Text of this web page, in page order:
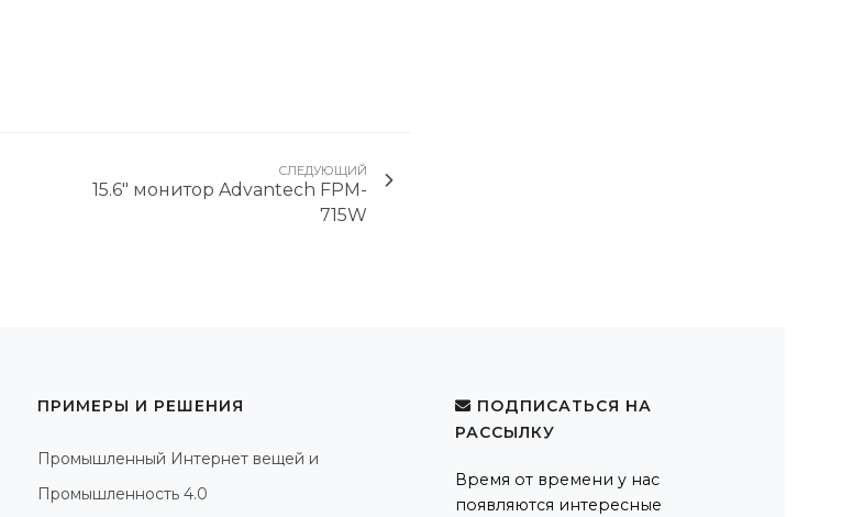
СЛЕДУЮЩИЙ
15.6" монитор Advantech FPM-
715W
ПРИМЕРЫ И РЕШЕНИЯ
Промышленный Интернет вещей и
Промышленность 4.0
ПОДПИСАТЬСЯ НА
РАССЫЛКУ
Время от времени у нас
появляются интересные